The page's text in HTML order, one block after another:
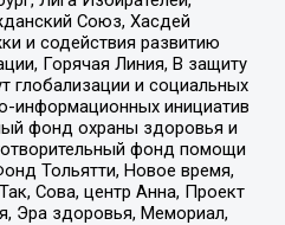
Союз, Хасдей
и содействия развитию
Горячая Линия, В защиту
глобализации и социальных
информационных инициатив
фонд охраны здоровья и
фонд помощи
Тольятти, Новое время,
Сова, центр Анна, Проект
Эра здоровья, Мемориал,